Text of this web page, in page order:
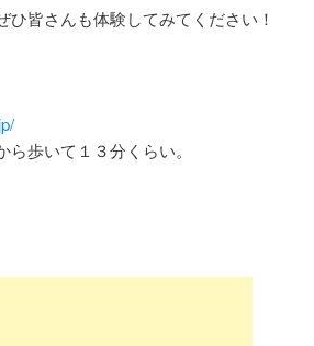
皆さんも体験してみてください！
歩いて１３分くらい。